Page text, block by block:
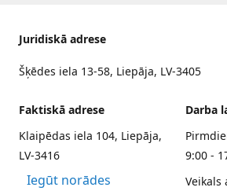
Juridiskā adrese
Šķēdes iela 13-58, Liepāja, LV-3405
Faktiskā adrese
Klaipēdas iela 104, Liepāja,
LV-3416
Iegūt norādes
Darba
9:00 -
Veikals